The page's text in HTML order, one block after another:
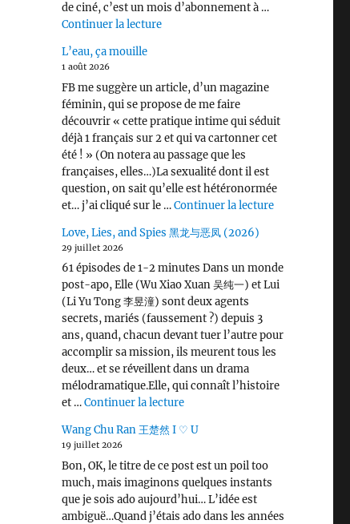
de ciné, c’est un mois d’abonnement à …
Continuer la lecturede « L’Odyssée (2026) »
L’eau, ça mouille
1 août 2026
FB me suggère un article, d’un magazine
féminin, qui se propose de me faire
découvrir « cette pratique intime qui séduit
déjà 1 français sur 2 et qui va cartonner cet
été ! » (On notera au passage que les
françaises, elles…)La sexualité dont il est
question, on sait qu’elle est hétéronormée
et… j’ai cliqué sur le …Continuer la lecturede « L’eau, ça
Love, Lies, and Spies 黑龙与恶凤 (2026)
29 juillet 2026
61 épisodes de 1-2 minutes Dans un monde
post-apo, Elle (Wu Xiao Xuan 吴纯一) et Lui
(Li Yu Tong 李昱潼) sont deux agents
secrets, mariés (faussement ?) depuis 3
ans, quand, chacun devant tuer l’autre pour
accomplir sa mission, ils meurent tous les
deux… et se réveillent dans un drama
mélodramatique.Elle, qui connaît l’histoire
et …Continuer la lecturede « Love, Lies, and Spies 黑龙
Wang Chu Ran 王楚然 I ♡ U
19 juillet 2026
Bon, OK, le titre de ce post est un poil too
much, mais imaginons quelques instants
que je sois ado aujourd’hui… L’idée est
ambiguë…Quand j’étais ado dans les années